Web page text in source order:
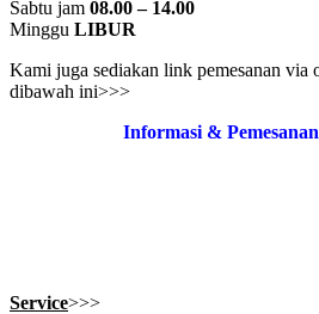
Sabtu jam 08.00 – 14.00
Minggu LIBUR
Kami juga sediakan link pemesanan
dibawah ini>>>
Informasi &
Service>>>